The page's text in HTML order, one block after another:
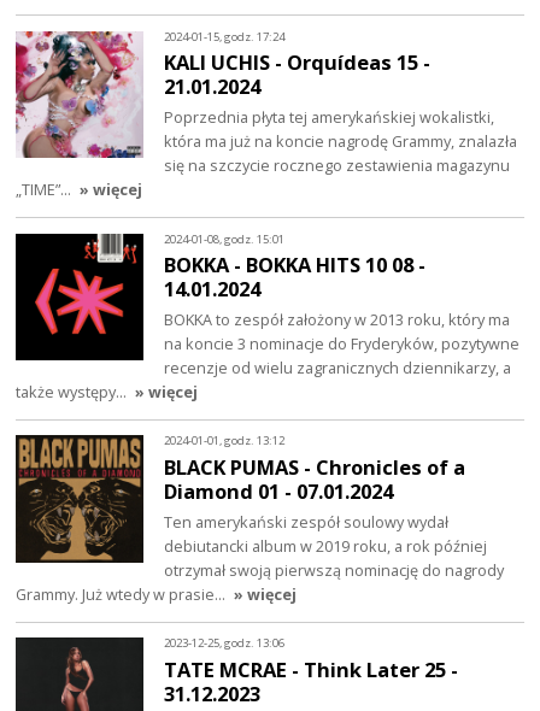
2024-01-15, godz. 17:24
KALI UCHIS - Orquídeas 15 -
21.01.2024
Poprzednia płyta tej amerykańskiej wokalistki,
która ma już na koncie nagrodę Grammy, znalazła
się na szczycie rocznego zestawienia magazynu
„TIME”… » więcej
2024-01-08, godz. 15:01
BOKKA - BOKKA HITS 10 08 -
14.01.2024
BOKKA to zespół założony w 2013 roku, który ma
na koncie 3 nominacje do Fryderyków, pozytywne
recenzje od wielu zagranicznych dziennikarzy, a
także występy… » więcej
2024-01-01, godz. 13:12
BLACK PUMAS - Chronicles of a
Diamond 01 - 07.01.2024
Ten amerykański zespół soulowy wydał
debiutancki album w 2019 roku, a rok później
otrzymał swoją pierwszą nominację do nagrody
Grammy. Już wtedy w prasie… » więcej
2023-12-25, godz. 13:06
TATE MCRAE - Think Later 25 -
31.12.2023